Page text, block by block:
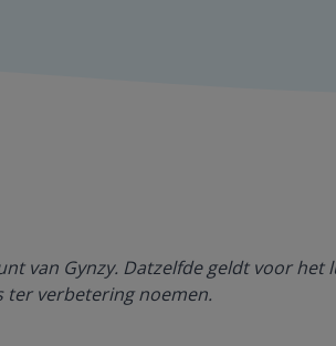
van Gynzy. Datzelfde geldt voor het
ter verbetering noemen.